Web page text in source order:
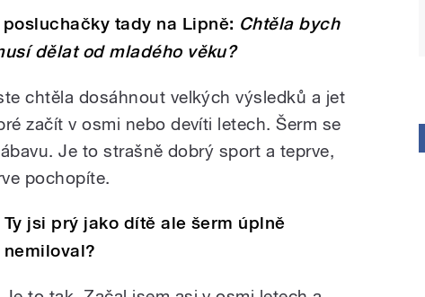
tady na Lipně: Chtěla bych
dělat od mladého věku?
chtěla dosáhnout velkých výsledků a jet
začít v osmi nebo devíti letech. Šerm se
Je to strašně dobrý sport a teprve,
pochopíte.
Ty jsi prý jako dítě ale šerm úplně
nemiloval?